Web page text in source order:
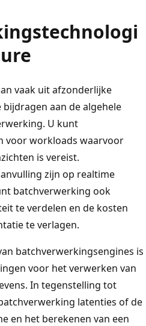
vaak uit afzonderlijke
aan de algehele
U kunt
voor workloads waarvoor
is vereist.
zijn op realtime
batchverwerking ook
te verdelen en de kosten
te verlagen.
batchverwerkingsengines is
voor het verwerken van
In tegenstelling tot
latenties of de
en het berekenen van een